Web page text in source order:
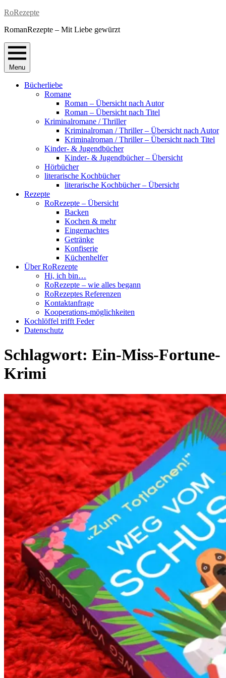
Skip
content
RoRezepte
RomanRezepte – Mit Liebe gewürzt
Menu
Bücherliebe
Romane
Roman – Übersicht nach Autor
Roman – Übersicht nach Titel
Kriminalromane / Thriller
Kriminalroman / Thriller – Übersicht nach Autor
Kriminalroman / Thriller – Übersicht nach Titel
Kinder- & Jugendbücher
Kinder- & Jugendbücher – Übersicht
Hörbücher
literarische Kochbücher
literarische Kochbücher – Übersicht
Rezepte
RoRezepte – Übersicht
Backen
Kochen & mehr
Eingemachtes
Getränke
Konfiserie
Küchenhelfer
Über RoRezepte
Hi, ich bin…
RoRezepte – wie alles begann
RoRezeptes Referenzen
Kontaktanfrage
Kooperations-möglichkeiten
Kochlöffel trifft Feder
Datenschutz
Schlagwort: Ein-Miss-Fortune-
Krimi